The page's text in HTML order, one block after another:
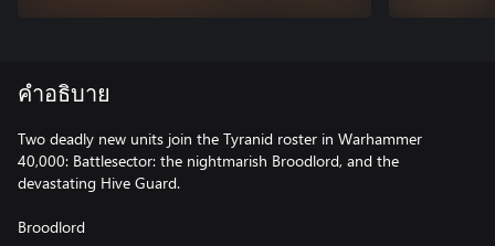
คำอธิบาย
Two deadly new units join the Tyranid roster in Warhammer
40,000: Battlesector: the nightmarish Broodlord, and the
devastating Hive Guard.
Broodlord